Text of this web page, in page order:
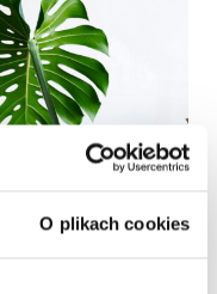
O plikach cookies